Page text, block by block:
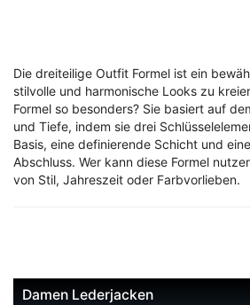
Die dreiteilige Outfit Formel ist ein
stilvolle und harmonische Looks zu
Formel so besonders? Sie basiert auf
und Tiefe, indem sie drei
Basis, eine definierende Schicht und
Abschluss. Wer kann diese Formel
von Stil, Jahreszeit oder Farbvorlieben.
Damen Lederjacken